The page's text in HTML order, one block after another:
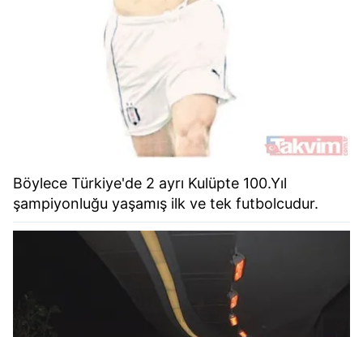
Böylece Türkiye'de 2 ayrı Kulüpte 100.Yıl
şampiyonluğu yaşamış ilk ve tek futbolcudur.